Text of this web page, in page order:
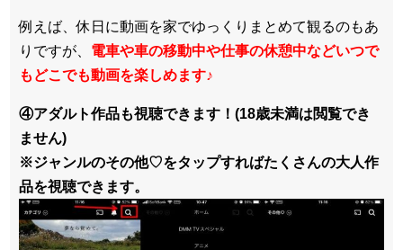
例えば、休日に動画を家でゆっくりまとめて観るのもあ
りですが、 電車や車の移動中や仕事の休憩中などいつで
もどこでも動画を楽しめます♪
④アダルト作品も視聴できます！(18歳未満は閲覧でき
ません)
※ジャンルのその他♡をタップすればたくさんの大人作
品を視聴できます。